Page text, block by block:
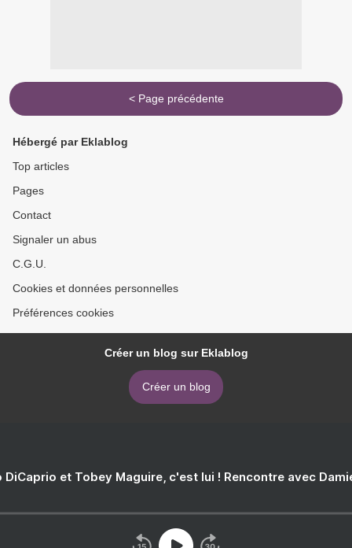
< Page précédente
Hébergé par Eklablog
Top articles
Pages
Contact
Signaler un abus
C.G.U.
Cookies et données personnelles
Préférences cookies
Créer un blog sur Eklablog
Créer un blog
DiCaprio et Tobey Maguire, c'est lui ! Rencontre avec